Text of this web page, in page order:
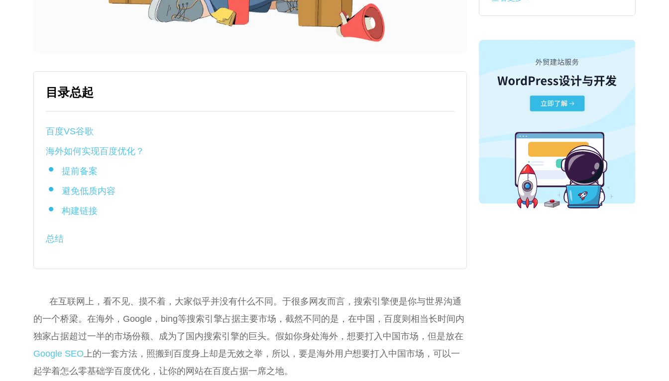
目录总起
百度VS谷歌
海外如何实现百度优化？
提前备案
避免低质内容
构建链接
总结
在互联网上，看不见、摸不着，大家似乎并没有什么不同。于很多网友而言，搜索引擎便是你与世界沟通
的一个桥梁。在海外，Google，bing等搜索引擎占据主要市场，截然不同的是，在中国，百度则相当长时间内
独家占据超过一半的市场份额、成为了国内搜索引擎的巨头。假如你身处海外，想要打入中国市场，但是放在
Google SEO上的一套方法，照搬到百度身上却是无效之举，所以，要是海外用户想要打入中国市场，可以一
起学着怎么零基础学百度优化，让你的网站在百度占据一席之地。